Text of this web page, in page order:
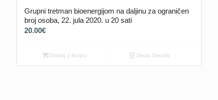
Grupni tretman bioenergijom na daljinu za ograničen
broj osoba, 22. jula 2020. u 20 sati
20.00€
Dodaj u korpu Show Details